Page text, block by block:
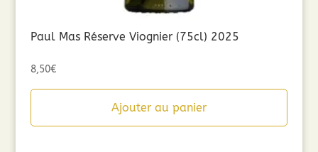
Paul Mas Réserve Viognier (75cl) 2025
8,50€
Ajouter au panier